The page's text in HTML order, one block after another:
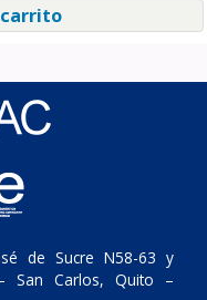
de Sucre N58-63 y
San Carlos, Quito –